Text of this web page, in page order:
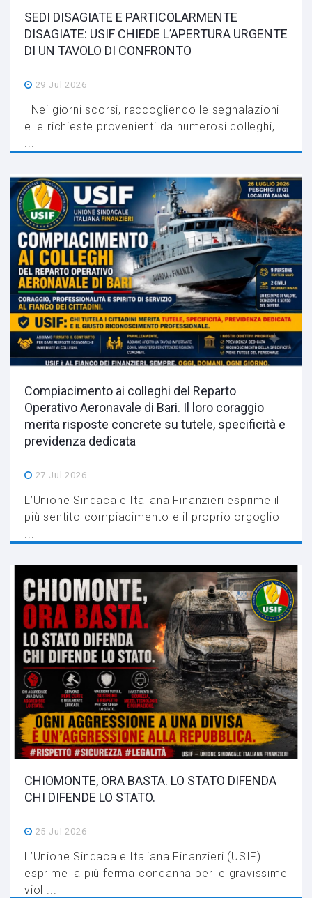
SEDI DISAGIATE E PARTICOLARMENTE
DISAGIATE: USIF CHIEDE L’APERTURA URGENTE
DI UN TAVOLO DI CONFRONTO
29 Jul 2026
Nei giorni scorsi, raccogliendo le segnalazioni
e le richieste provenienti da numerosi colleghi,
...
Compiacimento ai colleghi del Reparto
Operativo Aeronavale di Bari. Il loro coraggio
merita risposte concrete su tutele, specificità e
previdenza dedicata
27 Jul 2026
L’Unione Sindacale Italiana Finanzieri esprime il
più sentito compiacimento e il proprio orgoglio
CHIOMONTE, ORA BASTA. LO STATO DIFENDA
CHI DIFENDE LO STATO.
25 Jul 2026
L’Unione Sindacale Italiana Finanzieri (USIF)
esprime la più ferma condanna per le gravissime
viol ...